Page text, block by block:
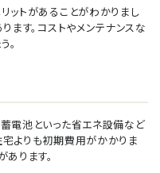
ットがあることがわかりまし
ます。コストやメンテナンスな
。
電池といった省エネ設備など
よりも初期費用がかかりま
ります。